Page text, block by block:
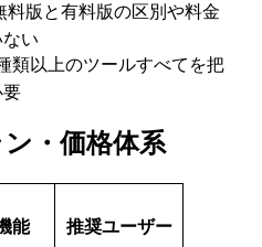
料版と有料版の区別や料金
い
類以上のツールすべてを把
要
・価格体系
能 推奨ユーザー